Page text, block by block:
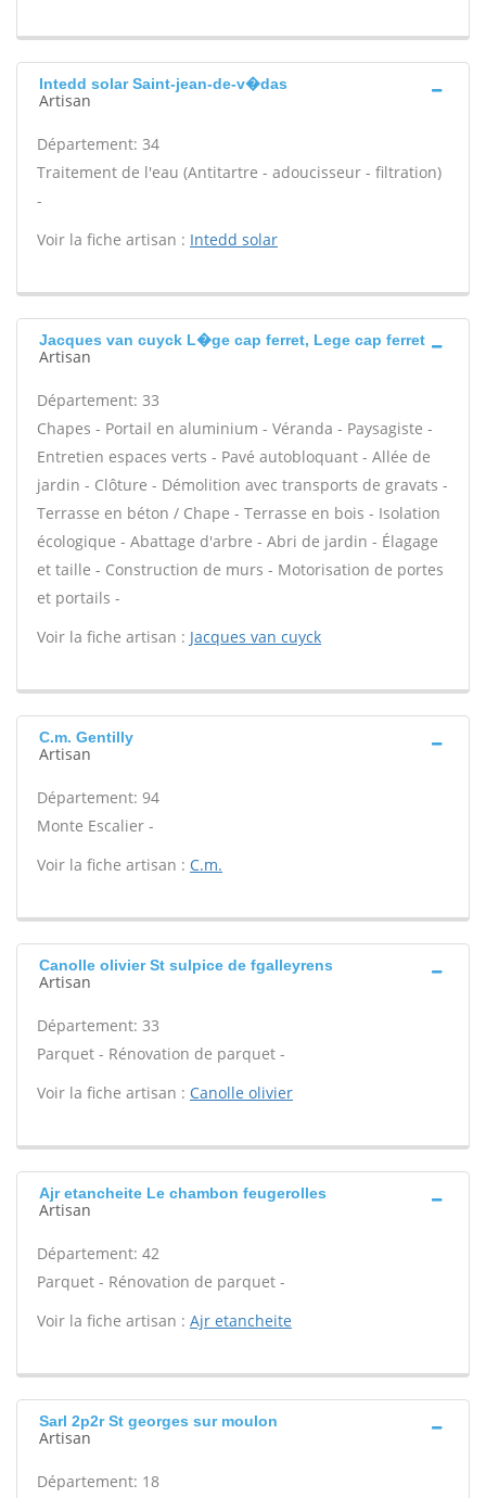
Intedd solar Saint-jean-de-v�das
Artisan
Département: 34
Traitement de l'eau (Antitartre - adoucisseur - filtration)
-
Voir la fiche artisan : Intedd solar
Jacques van cuyck L�ge cap ferret, Lege cap ferret
Artisan
Département: 33
Chapes - Portail en aluminium - Véranda - Paysagiste -
Entretien espaces verts - Pavé autobloquant - Allée de
jardin - Clôture - Démolition avec transports de gravats -
Terrasse en béton / Chape - Terrasse en bois - Isolation
écologique - Abattage d'arbre - Abri de jardin - Élagage
et taille - Construction de murs - Motorisation de portes
et portails -
Voir la fiche artisan : Jacques van cuyck
C.m. Gentilly
Artisan
Département: 94
Monte Escalier -
Voir la fiche artisan : C.m.
Canolle olivier St sulpice de fgalleyrens
Artisan
Département: 33
Parquet - Rénovation de parquet -
Voir la fiche artisan : Canolle olivier
Ajr etancheite Le chambon feugerolles
Artisan
Département: 42
Parquet - Rénovation de parquet -
Voir la fiche artisan : Ajr etancheite
Sarl 2p2r St georges sur moulon
Artisan
Département: 18